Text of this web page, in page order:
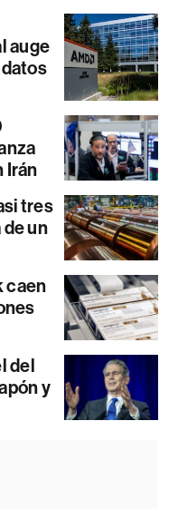
auge
Irán
tres
un
caen
del
y